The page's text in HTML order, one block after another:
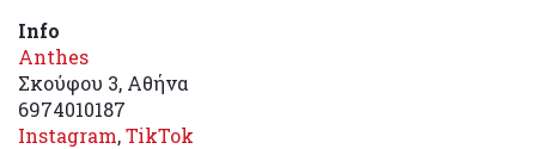
Info
Anthes
Σκούφου 3, Αθήνα
6974010187
Instagram,TikTok